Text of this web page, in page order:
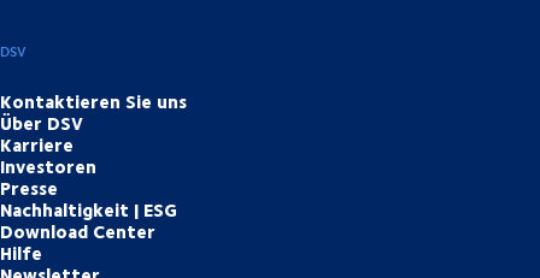
DSV
Kontaktieren Sie uns
Über DSV
Karriere
Investoren
Presse
Nachhaltigkeit | ESG
Download Center
Hilfe